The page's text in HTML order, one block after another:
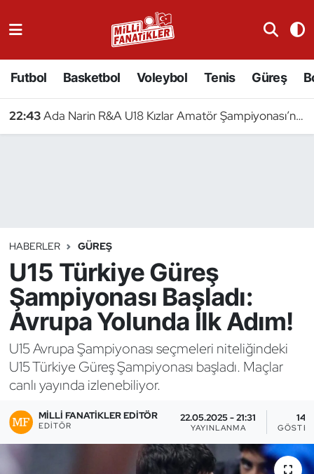
Futbol Basketbol Voleybol Tenis Güreş
22:43Ada Narin R&A U18 Kızlar Amatör Şampiyonası’nda Yarışacak
HABERLER GÜREŞ
U15 Türkiye Güreş
Şampiyonası Başladı:
Avrupa Yolunda İlk Adım!
U15 Avrupa Şampiyonası seçmeleri niteliğindeki
U15 Türkiye Güreş Şampiyonası başladı. Maçlar
canlı yayında izlenebiliyor.
MILLI FANATIKLER EDITÖR
EDITÖR
22.05.2025 - 21:31
YAYINLANMA
14
Badminton
Binicilik
Bisiklet
Bocce Bowling Dart
Boks
Briç
Buz Hokeyi